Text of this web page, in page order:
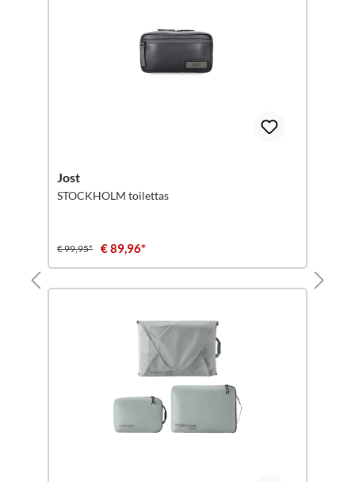
Jost
STOCKHOLM toilettas
€ 99,95* € 89,96*